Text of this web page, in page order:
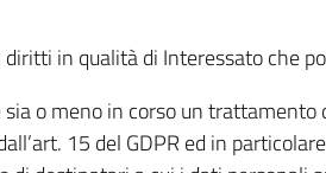
in qualità di Interessato che
o meno in corso un trattamento
15 del GDPR ed in